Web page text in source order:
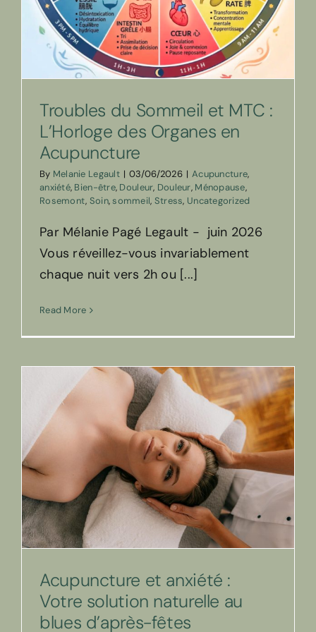
Troubles du Sommeil et MTC :
L’Horloge des Organes en
Acupuncture
By Melanie Legault | 03/06/2026 | Acupuncture,
anxiété, Bien-être, Douleur, Douleur, Ménopause,
Rosemont, Soin,sommeil, Stress, Uncategorized
Par Mélanie Pagé Legault - juin 2026
Vous réveillez-vous invariablement
chaque nuit vers 2h ou [...]
Read More
Acupuncture et anxiété :
Votre solution naturelle au
blues d’après-fêtes